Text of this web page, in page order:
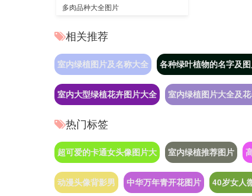
多肉品种大全图片
相关推荐
室内绿植图片及名称大全 各种绿叶植物的名字及
室内大型绿植花卉图片大全 室内绿植图片大全及
热门标签
超可爱的卡通女头像图片大 室内绿植推荐图片
动漫头像背影男 中华万年青开花图片 40岁女人